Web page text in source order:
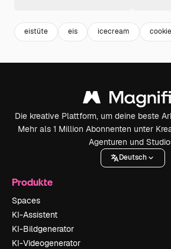
eistüte eis icecream cookie
Die kreative Plattform, um deine beste
Mehr als 1 Million Abonnenten unter
Agenturen und
Deutsch
Produkte
Spaces
KI-Assistent
KI-Bildgenerator
KI-Videogenerator